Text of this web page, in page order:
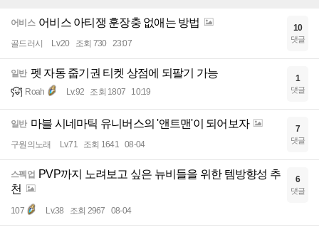
어비스 어비스 아티쟁 훈장충 없애는 방법
골드러시 Lv.20 조회 730 23:07
10
댓글
일반 펫 자동 줍기권 티켓 상점에 되팔기 가능
Roah Lv.92 조회 1807 10:19
1
댓글
일반 마블 시네마틱 유니버스의 '앤트맨'이 되어보자
구원의노래 Lv.71 조회 1641 08-04
7
댓글
스펙업 PVP까지 노려보고 싶은 뉴비들을 위한 템방향성 추
천
107 Lv.38 조회 2967 08-04
6
댓글